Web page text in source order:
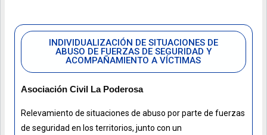
INDIVIDUALIZACIÓN DE SITUACIONES DE
ABUSO DE FUERZAS DE SEGURIDAD Y
ACOMPAÑAMIENTO A VÍCTIMAS
Asociación Civil La Poderosa
Relevamiento de situaciones de abuso por parte de fuerzas
de seguridad en los territorios, junto con un